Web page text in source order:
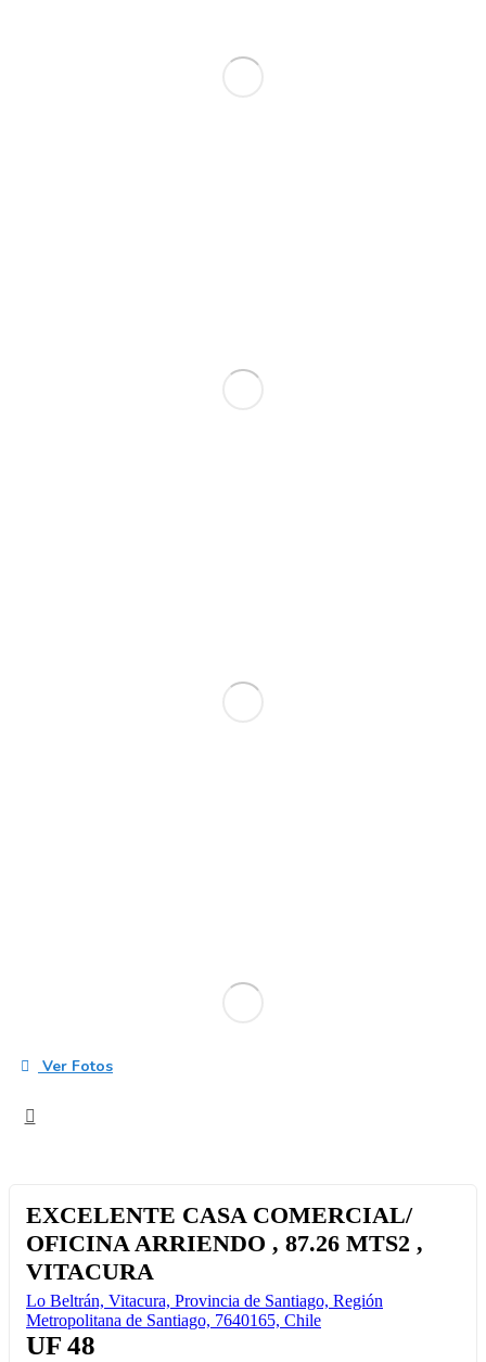
Ver Fotos
EXCELENTE CASA COMERCIAL/
OFICINA ARRIENDO , 87.26 MTS2 ,
VITACURA
Lo Beltrán, Vitacura, Provincia de Santiago, Región
Metropolitana de Santiago, 7640165, Chile
UF 48